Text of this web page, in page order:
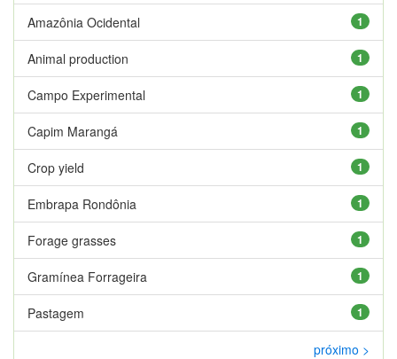
1
Amazônia Ocidental
1
Animal production
1
Campo Experimental
1
Capim Marangá
1
Crop yield
1
Embrapa Rondônia
1
Forage grasses
1
Gramínea Forrageira
1
Pastagem
próximo >